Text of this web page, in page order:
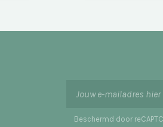
Beschermd door